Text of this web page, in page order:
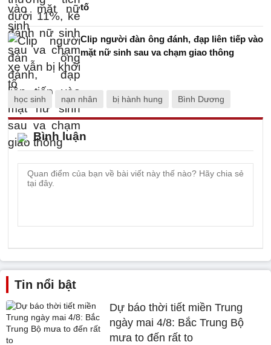
tố
Clip người đàn ông đánh, đạp liên tiếp vào
mặt nữ sinh sau va chạm giao thông
học sinh nạn nhân bị hành hung Bình Dương
Bình luận
Tin nổi bật
Dự báo thời tiết miền Trung
ngày mai 4/8: Bắc Trung Bộ
mưa to đến rất to